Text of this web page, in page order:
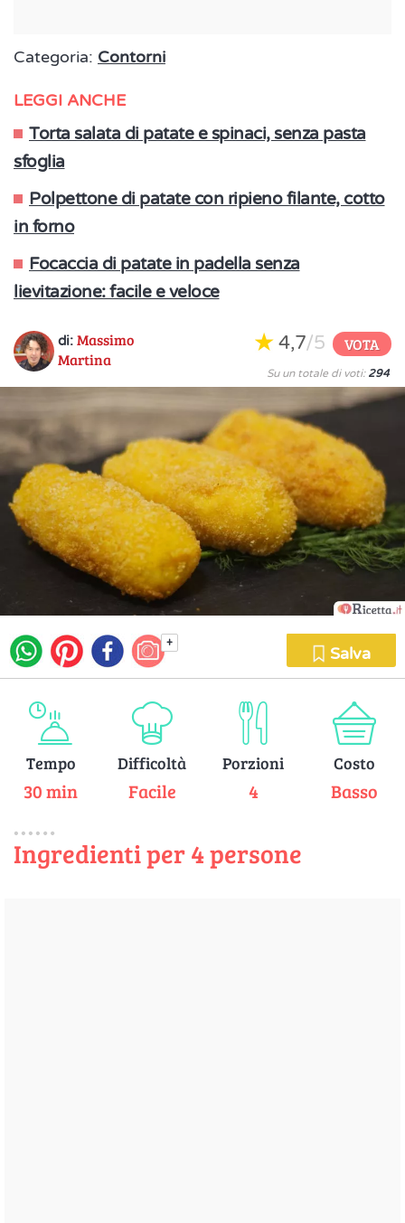
Categoria: Contorni
LEGGI ANCHE
Torta salata di patate e spinaci, senza pasta
sfoglia
Polpettone di patate con ripieno filante, cotto
in forno
Focaccia di patate in padella senza
lievitazione: facile e veloce
di: Massimo
Martina
4,7/5 VOTA
Su un totale di voti: 294
+
Salva
Tempo
30 min
Difficoltà
Facile
Porzioni
4
Costo
Basso
Ingredienti per 4 persone